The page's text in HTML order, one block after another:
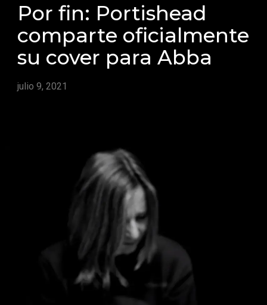
Por fin: Portishead
comparte oficialmente
su cover para Abba
julio 9, 2021